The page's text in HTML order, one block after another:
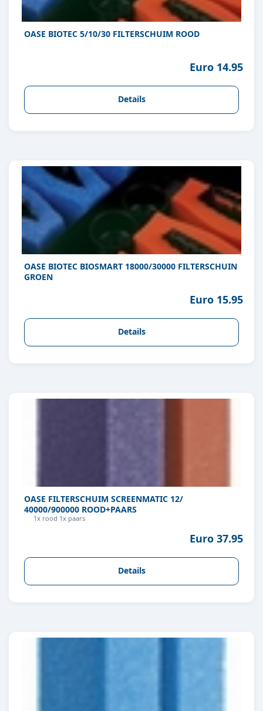
OASE BIOTEC 5/10/30 FILTERSCHUIM ROOD
Euro 14.95
Details
OASE BIOTEC BIOSMART 18000/30000 FILTERSCHUIN
GROEN
Euro 15.95
Details
OASE FILTERSCHUIM SCREENMATIC 12/
40000/900000 ROOD+PAARS
1x rood 1x paars
Euro 37.95
Details